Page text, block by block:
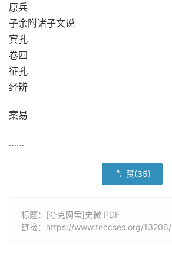
原兵
子余附诸子文说
宾孔
卷四
征孔
经辨
案易
……
 赞(35)
标题：[夸克网盘]史微 PDF
链接： https://www.teccses.org/13206/